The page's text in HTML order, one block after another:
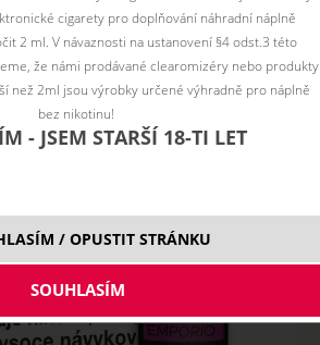
cigarety pro doplňování náhradní náplně
2 ml. V návaznosti na ustanovení §4 odst.3 této
že námi prodávané clearomizéry nebo produkty
než 2ml jsou výrobky určené výhradně pro náplně
bez nikotinu!
- JSEM STARŠÍ 18-TI LET
/ OPUSTIT STRÁNKU